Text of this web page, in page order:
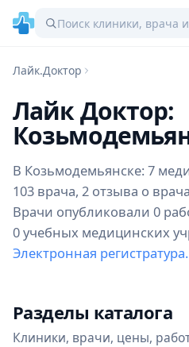
Лайк.Доктор
Лайк Доктор:
В Козьмодемьянске: 7
103 врача, 2 отзыва о
Врачи опубликовали 0
0 учебных медицинских
Электронная регистратура.
Разделы каталога
Клиники, врачи, цены,